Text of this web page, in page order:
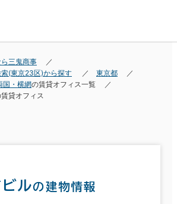
三鬼商事
(東京23区)から探す
東京都
国・横網の賃貸オフィス一覧
貸オフィス
ルの建物情報